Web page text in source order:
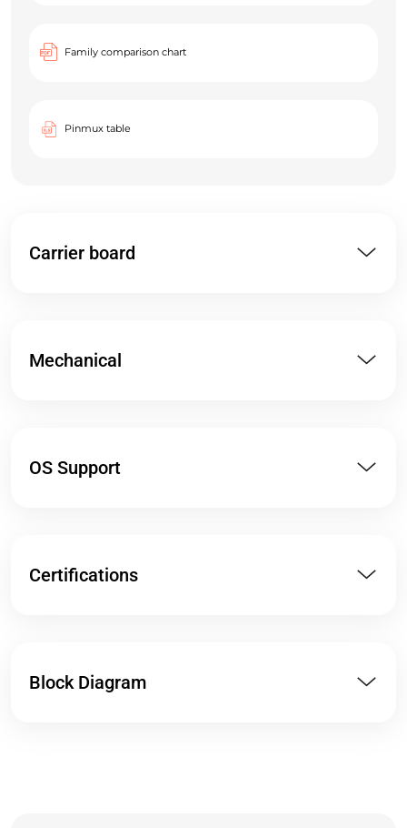
Family comparison chart
Pinmux table
Carrier board
Mechanical
OS Support
Certifications
Block Diagram